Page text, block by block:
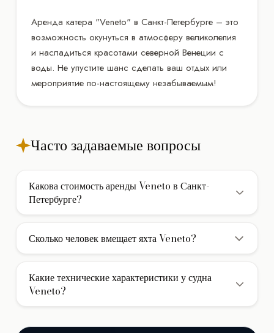
Аренда катера "Veneto" в Санкт-Петербурге – это
возможность окунуться в атмосферу великолепия
и насладиться красотами северной Венеции с
воды. Не упустите шанс сделать ваш отдых или
мероприятие по-настоящему незабываемым!
Часто задаваемые вопросы
Какова стоимость аренды Veneto в Санкт-
Петербурге?
Петербурге составляет 14.000 ₽/час. В указанную цену
обычно включены услуги экипажа, страховка и стоянка в
фактически израсходованное топливо.
Сколько человек вмещает яхта Veneto?
(без ночевки). Для многодневных круизов с ночевкой
на борту доступно 1 каюта для комфортного
Какие технические характеристики у судна
Veneto?
метров. Год постройки/рефита: уточняйте у менеджера.